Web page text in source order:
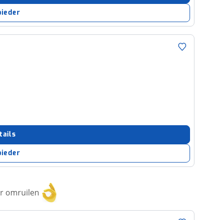
omruilen